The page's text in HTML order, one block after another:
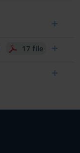
17 file